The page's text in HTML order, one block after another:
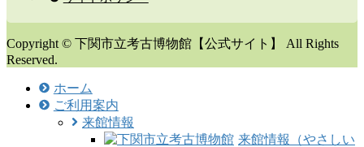
Copyright © 下関市立考古博物館【公式サイト】 All Rights
Reserved.
ホーム
ご利用案内
来館情報
来館情報（やさしい